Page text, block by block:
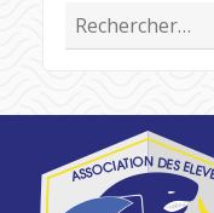
Rechercher :